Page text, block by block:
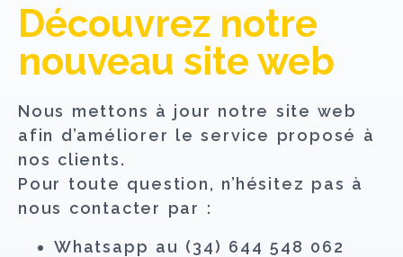
Découvrez notre
nouveau site web
Nous mettons à jour notre site web
afin d’améliorer le service proposé à
nos clients.
Pour toute question, n’hésitez pas à
nous contacter par :
Whatsapp au (34) 644 548 062